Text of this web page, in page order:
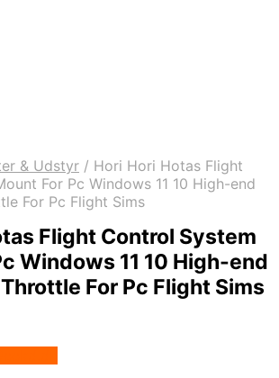
& Udstyr / Hori Hori Hotas Flight
For Pc Windows 11 10 High-end
For Pc Flight Sims
Flight Control System
Windows 11 10 High-end
For Pc Flight Sims